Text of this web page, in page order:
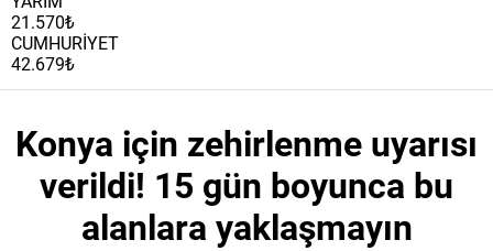
21.570₺
CUMHURİYET
42.679₺
Konya için zehirlenme uyarısı
verildi! 15 gün boyunca bu
alanlara yaklaşmayın